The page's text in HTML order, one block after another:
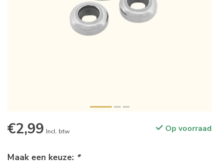
€2,99 Incl. btw Op voorraad
Maak een keuze: *